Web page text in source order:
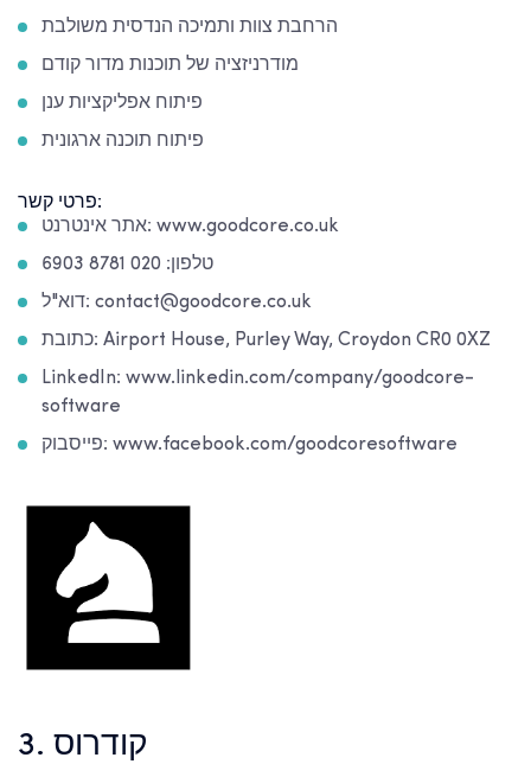
הרחבת צוות ותמיכה הנדסית משולבת
מודרניזציה של תוכנות מדור קודם
פיתוח אפליקציות ענן
פיתוח תוכנה ארגונית
פרטי קשר:
אתר אינטרנט: www.goodcore.co.uk
טלפון: 020 8781 6903
דוא"ל: contact@goodcore.co.uk
כתובת: Airport House, Purley Way, Croydon CR0 0XZ
LinkedIn: www.linkedin.com/company/goodcore-
software
פייסבוק: www.facebook.com/goodcoresoftware
3. קודרוס